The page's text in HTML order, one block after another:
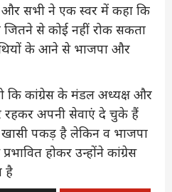
और सभी ने एक स्वर में कहा कि
जितने से कोई नहीं रोक सकता
के आने से भाजपा और
कि कांग्रेस के मंडल अध्यक्ष और
रहकर अपनी सेवाएं दे चुके हैं
पकड़ है लेकिन व भाजपा
होकर उन्होंने कांग्रेस
है